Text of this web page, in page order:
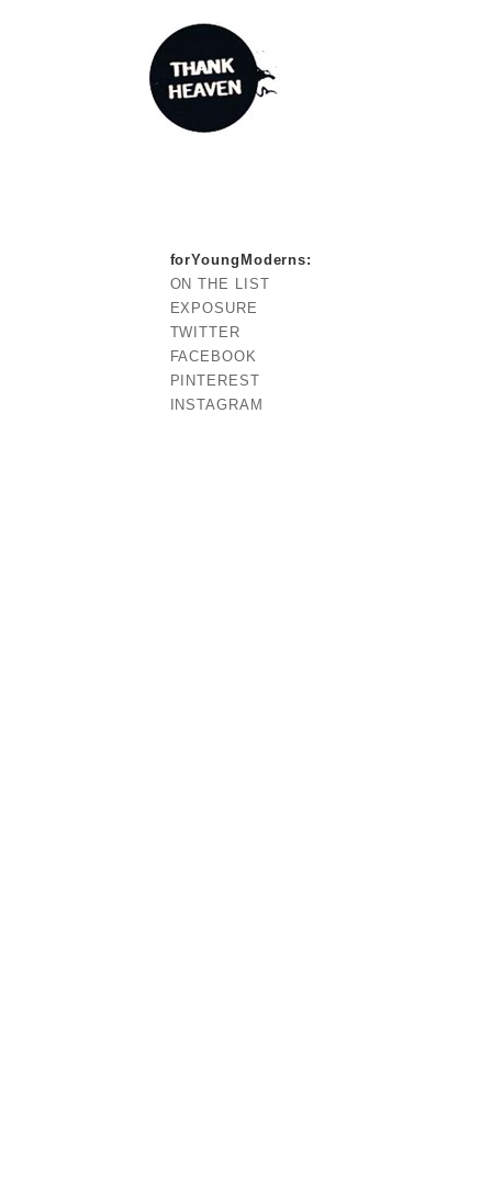
forYoungModerns:
ON THE LIST
EXPOSURE
TWITTER
FACEBOOK
PINTEREST
INSTAGRAM